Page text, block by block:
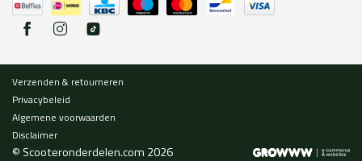
Verzenden & retourneren
Privacybeleid
Algemene voorwaarden
Disclaimer
© Scooteronderdelen.com 2026